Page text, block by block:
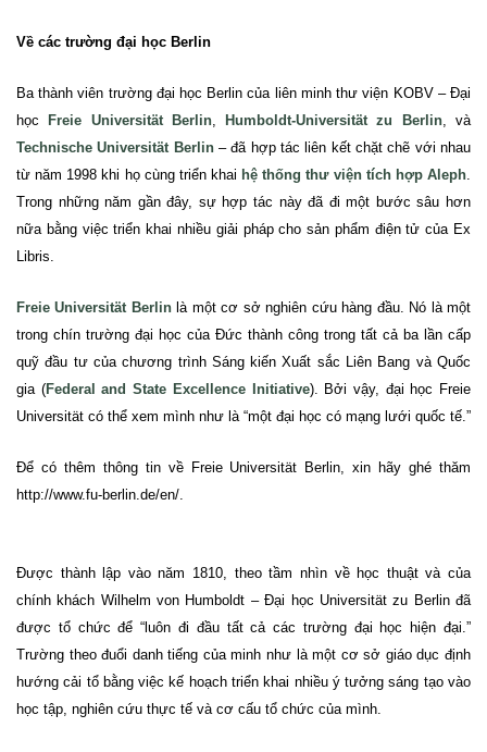
Về các trường đại học Berlin
Ba thành viên trường đại học Berlin của liên minh thư viện KOBV – Đại
họcFreie Universität Berlin,Humboldt-Universität zu Berlin, và
Technische Universität Berlin– đã hợp tác liên kết chặt chẽ với nhau
từ năm 1998 khi họ cùng triển khai hệ thống thư viện tích hợp Aleph
Trong những năm gần đây, sự hợp tác này đã đi một bước sâu hơn
nữa bằng việc triển khai nhiều giải pháp cho sản phẩm điện tử của Ex
Libris.
Freie Universität Berlinlà một cơ sở nghiên cứu hàng đầu.
Nó là một
trong chín trường đại học của Đức thành công trong tất cả ba lần cấp
quỹ đầu tư của chương trình Sáng kiến Xuất sắc Liên Bang và Quốc
gia (Federal and State Excellence Initiative).
Bởi vậy, đại học Freie
Universität có thể xem mình như là “một đại học có mạng lưới quốc tế.”
Để có thêm thông tin về Freie Universität Berlin , xin hãy ghé thăm
http://www.fu-berlin.de/en/
Được thành lập vào năm 1810, theotầm nhìn về học thuật và của
chính khách Wilhelm von Humboldt – Đại học Universität zu Berlinđã
được tổ chức để “luôn đi đầu tất cả các trường đại học hiện đại.”
Trường theođuổi danh tiếng của minh như là một cơ sở giáo dục định
hướng cải tổ bằng việc kế hoạch triển khai nhiều ý tưởng sáng tạo vào
học tập, nghiên cứu thực tế và cơ cấu tổ chức của mình.